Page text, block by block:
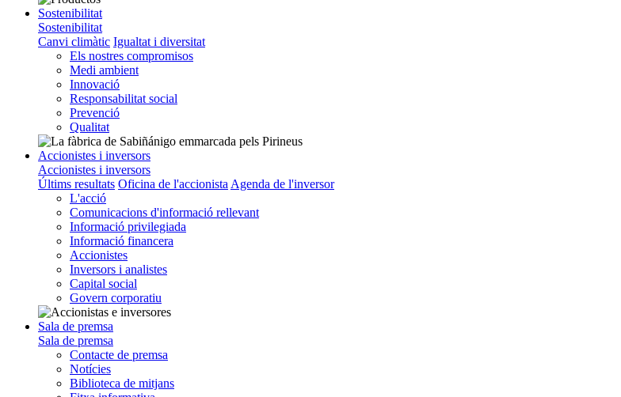
Sostenibilitat
Sostenibilitat
Canvi climàtic Igualtat i diversitat
Els nostres compromisos
Medi ambient
Innovació
Responsabilitat social
Prevenció
Qualitat
Accionistes i inversors
Accionistes i inversors
Últims resultats Oficina de l'accionista Agenda de l'inversor
L'acció
Comunicacions d'informació rellevant
Informació privilegiada
Informació financera
Accionistes
Inversors i analistes
Capital social
Govern corporatiu
Sala de premsa
Sala de premsa
Contacte de premsa
Notícies
Biblioteca de mitjans